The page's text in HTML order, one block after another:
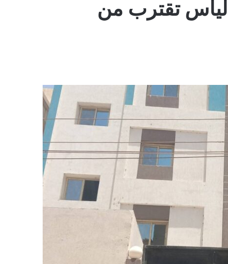
تقترب من